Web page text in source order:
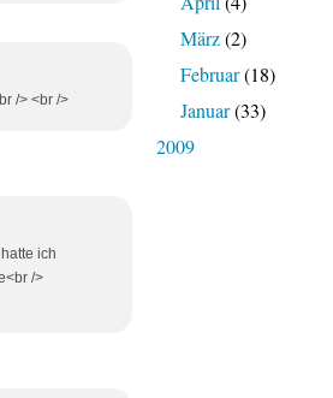
/> <br />
ich
/>
März(2)
Februar(18)
Januar(33)
2009